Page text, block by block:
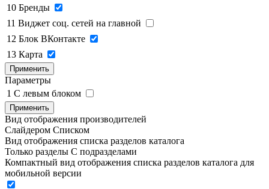
10 Бренды
11 Виджет соц. сетей на главной
12 Блок ВКонтакте
13 Карта
Применить
Параметры
1 C левым блоком
Применить
Вид отображения производителей
Слайдером Списком
Вид отображения списка разделов каталога
Только разделы С подразделами
Компактный вид отображения списка разделов каталога для
мобильной версии